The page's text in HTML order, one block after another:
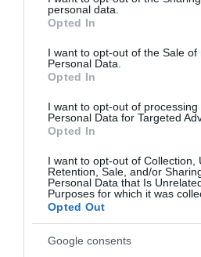
grant or deny consent to Google
use your data for below specified
consent section.
personal data.
Opted In
I want to opt-out of the Sale of
Personal Data.
Opted In
I want to opt-out of processing
Personal Data for Targeted
Opted In
I want to opt-out of Collection,
Retention, Sale, and/or
Personal Data that Is
Purposes for which it was
Opted Out
Google consents
σύγκρουση αυτοκινήτου με
φορτηγό
Ράγισαν καρδιές στην
τελευταίο «αντίο» στον
επιχειρηματία
07.08.2026 | 19:10
Νέο επίδομα 600 ευρώ για
σπουδαστές: Οι δικαιούχοι
07.08.2026 | 19:00
Εύβοια: Πλημμύρισε με
κόσμο η Φαράκλα
Εύβοια: Γυναίκα έπεσε
θύμα διαδικτυακής
απάτης – Πλήρωσε για
τρακτέρ που δεν
παρέλαβε